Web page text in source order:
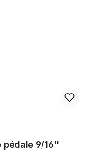
pédale 9/16''